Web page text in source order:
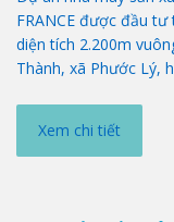
FRANCE được đầu
diện tích 2.200m
Thành, xã Phước Lý,
Xem chi tiết